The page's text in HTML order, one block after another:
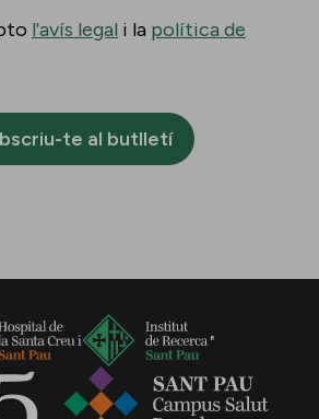
l'avís legal i la política de
te al butlletí